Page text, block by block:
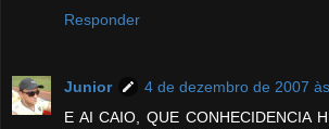
Responder
Junior
4 de dezembro de 2007
E AI CAIO, QUE CONHECIDENCIA